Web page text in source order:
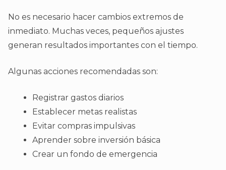
No es necesario hacer cambios extremos de
inmediato. Muchas veces, pequeños ajustes
generan resultados importantes con el tiempo.
Algunas acciones recomendadas son:
Registrar gastos diarios
Establecer metas realistas
Evitar compras impulsivas
Aprender sobre inversión básica
Crear un fondo de emergencia